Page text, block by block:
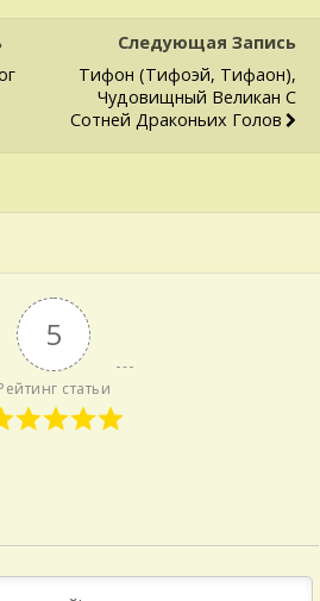
Следующая Запись
Тифон (Тифоэй, Тифаон),
Чудовищный Великан С
Сотней Драконьих Голов
5
статьи